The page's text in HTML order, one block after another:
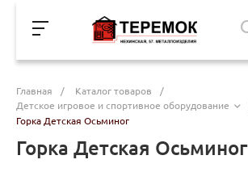
Главная / Каталог товаров
/
Детское игровое и спортивное оборудование
Горка Детская Осьминог
Горка Детская Осьминог